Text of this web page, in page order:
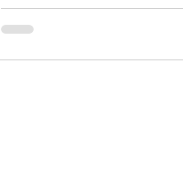
(Granola) und Fruchtsalat
unseren Gaumen. Draussen